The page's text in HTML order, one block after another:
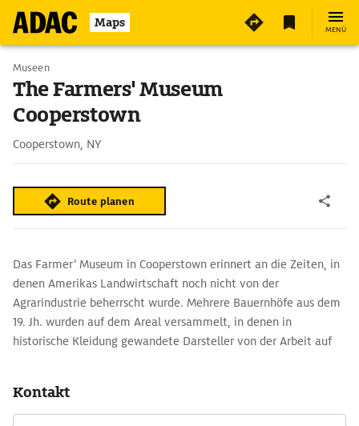
Maps MENÜ
Museen
The Farmers' Museum
Cooperstown
Cooperstown, NY
Route planen
Das Farmer' Museum in Cooperstown erinnert an die Zeiten, in
denen Amerikas Landwirtschaft noch nicht von der
Agrarindustrie beherrscht wurde. Mehrere Bauernhöfe aus dem
19. Jh. wurden auf dem Areal versammelt, in denen in
historische Kleidung gewandete Darsteller von der Arbeit auf
Farmstead, die noch genau so bewirtschaftet wird wie um
1850.
Kontakt